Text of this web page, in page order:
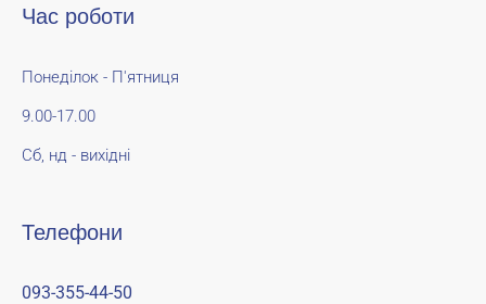
Час роботи
Понеділок - П'ятниця
9.00-17.00
Сб, нд - вихідні
Телефони
093-355-44-50